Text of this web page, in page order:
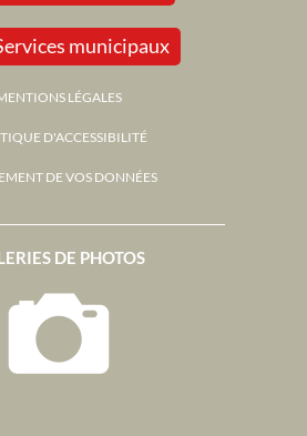
DE PHOTOS
municipaux
LÉGALES
D'ACCESSIBILITÉ
DE VOS DONNÉES